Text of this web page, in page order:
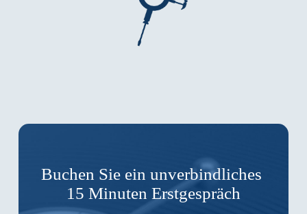
Buchen Sie ein unverbindliches
15 Minuten Erstgespräch